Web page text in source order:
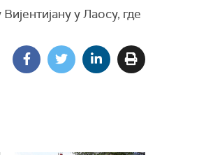
у Лаосу, где